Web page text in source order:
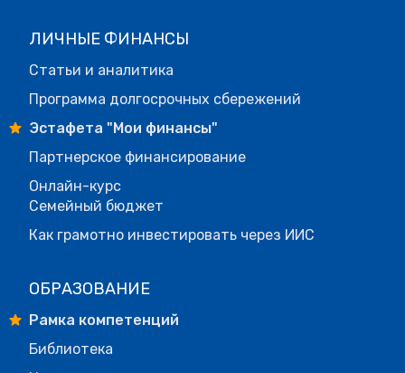
ЛИЧНЫЕ ФИНАНСЫ
Статьи и аналитика
Программа долгосрочных сбережений
Эстафета "Мои финансы"
Партнерское финансирование
Онлайн-курс
Семейный бюджет
Как грамотно инвестировать через ИИС
ОБРАЗОВАНИЕ
Рамка компетенций
Библиотека